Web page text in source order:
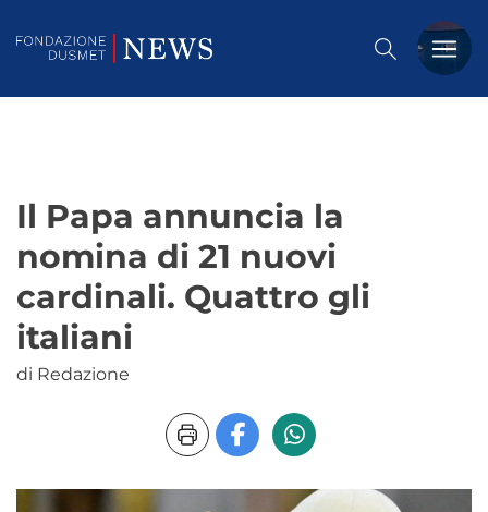
PREMIO DUSMET
OSSERVATORIO
Il Papa annuncia la
nomina di 21 nuovi
cardinali. Quattro gli
italiani
di Redazione